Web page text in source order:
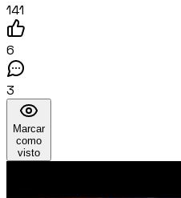
141
6
3
Marcar
como
visto